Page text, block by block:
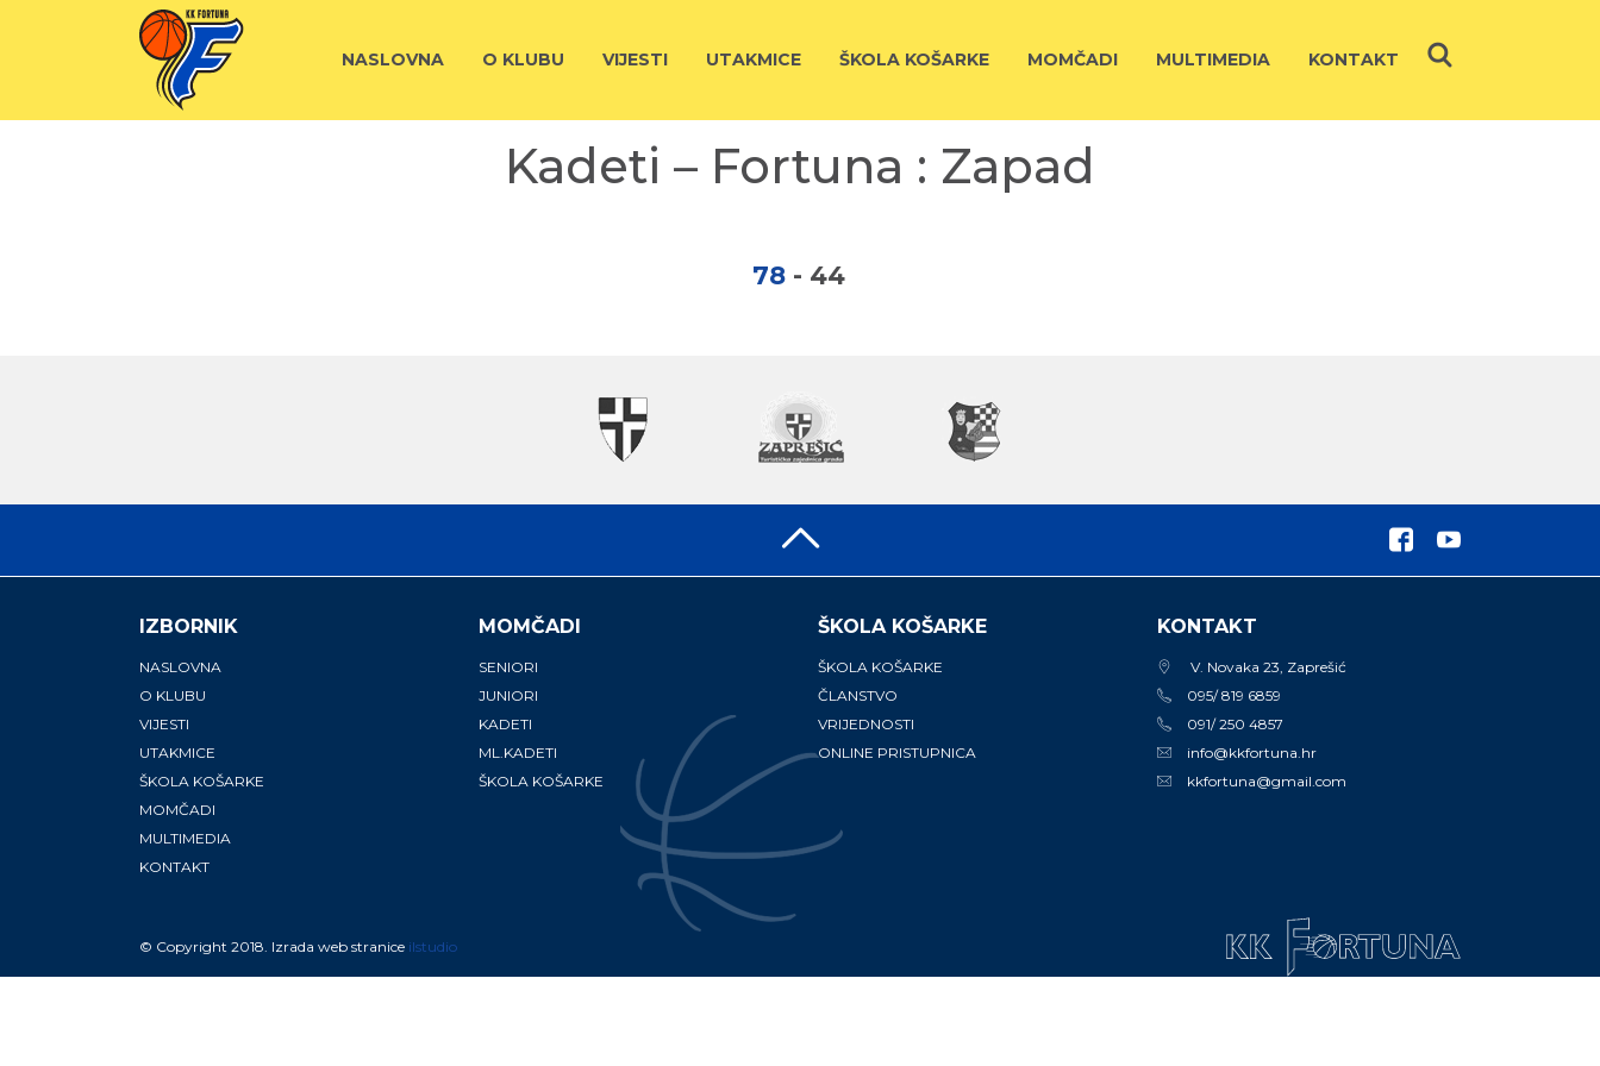
NASLOVNA O KLUBU VIJESTI UTAKMICE ŠKOLA KOŠARKE MOMČADI MULTIMEDIA KONTAKT
Kadeti – Fortuna : Zapad
78 - 44
IZBORNIK
NASLOVNA
O KLUBU
VIJESTI
UTAKMICE
ŠKOLA KOŠARKE
MOMČADI
MULTIMEDIA
KONTAKT
MOMČADI
SENIORI
JUNIORI
KADETI
ML.KADETI
ŠKOLA KOŠARKE
ŠKOLA KOŠARKE
ŠKOLA KOŠARKE
ČLANSTVO
VRIJEDNOSTI
ONLINE PRISTUPNICA
KONTAKT
V. Novaka 23, Zaprešić
095/ 819 6859
091/ 250 4857
info@kkfortuna.hr
kkfortuna@gmail.com
© Copyright 2018. Izrada web stranice ilstudio